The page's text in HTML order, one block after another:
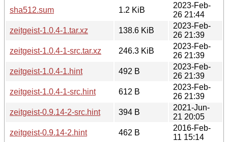
sha512.sum
1.2 KiB
2023-Feb-
26 21:44
zeitgeist-1.0.4-1.tar.xz
138.6 KiB
2023-Feb-
26 21:39
zeitgeist-1.0.4-1-src.tar.xz
246.3 KiB
2023-Feb-
26 21:39
zeitgeist-1.0.4-1.hint
492 B
2023-Feb-
26 21:39
zeitgeist-1.0.4-1-src.hint
612 B
2023-Feb-
26 21:39
zeitgeist-0.9.14-2-src.hint
394 B
2021-Jun-
21 20:05
zeitgeist-0.9.14-2.hint
462 B
2016-Feb-
11 15:14